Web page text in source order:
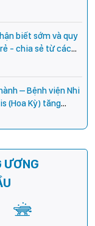
biết sớm và quy
- chia sẻ từ các
Viện Nhi Trung
– Bệnh viện Nhi
(Hoa Kỳ) tăng
bảo vệ thị lực
ƯƠNG